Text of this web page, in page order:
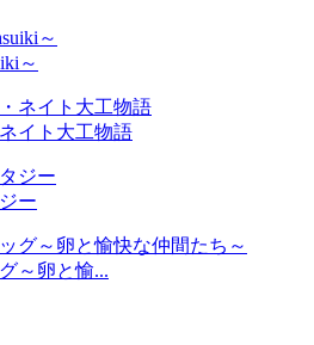
～
イト大工物語
ー
～卵と愉...